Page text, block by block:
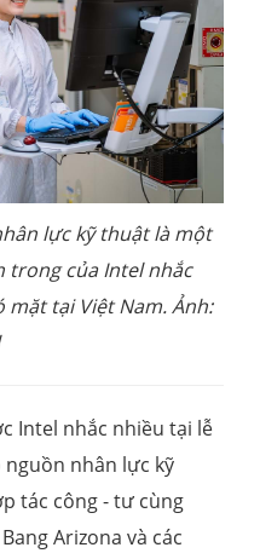
lực kỹ thuật là một
trong của Intel nhắc
mặt tại Việt Nam. Ảnh:
Intel nhắc nhiều tại lễ
nhân lực kỹ
tác công - tư cùng
Arizona và các